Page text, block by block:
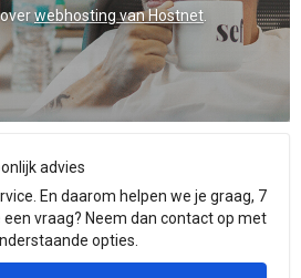
webhosting van Hostnet
advies
En daarom helpen we je graag, 7
een vraag? Neem dan contact op met
opties.